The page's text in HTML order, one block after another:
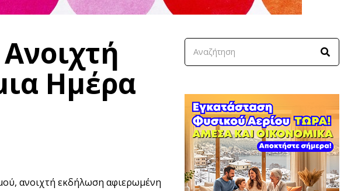
Ημέρα
ανοιχτή εκδήλωση αφιερωμένη